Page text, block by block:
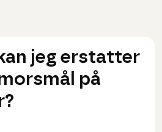
jeg erstatter
på